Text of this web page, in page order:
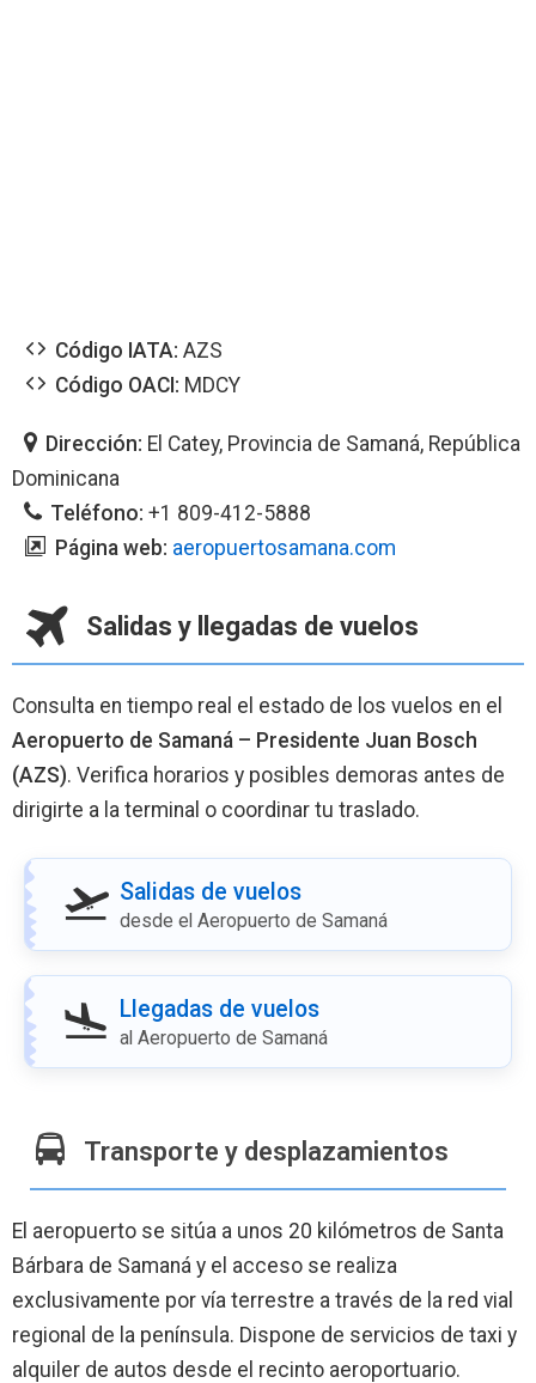
Código IATA: AZS
Código OACI: MDCY
Dirección: El Catey, Provincia de Samaná, República
Dominicana
Teléfono: +1 809-412-5888
Página web: aeropuertosamana.com
Salidas y llegadas de vuelos
Consulta en tiempo real el estado de los vuelos en el
Aeropuerto de Samaná – Presidente Juan Bosch
(AZS). Verifica horarios y posibles demoras antes de
dirigirte a la terminal o coordinar tu traslado.
Salidas de vuelos
desde el Aeropuerto de Samaná
Llegadas de vuelos
al Aeropuerto de Samaná
Transporte y desplazamientos
El aeropuerto se sitúa a unos 20 kilómetros de Santa
Bárbara de Samaná y el acceso se realiza
exclusivamente por vía terrestre a través de la red vial
regional de la península. Dispone de servicios de taxi y
alquiler de autos desde el recinto aeroportuario.